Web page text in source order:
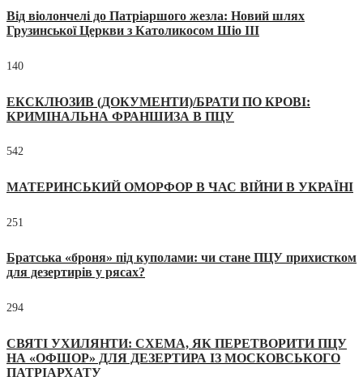
Від віолончелі до Патріаршого жезла: Новий шлях
Грузинської Церкви з Католикосом Шіо III
140
ЕКСКЛЮЗИВ (ДОКУМЕНТИ)/БРАТИ ПО КРОВІ:
КРИМІНАЛЬНА ФРАНШИЗА В ПЦУ
542
МАТЕРИНСЬКИЙ ОМОРФОР В ЧАС ВІЙНИ В УКРАЇНІ
251
Братська «броня» під куполами: чи стане ПЦУ прихистком
для дезертирів у рясах?
294
СВЯТІ УХИЛЯНТИ: СХЕМА, ЯК ПЕРЕТВОРИТИ ПЦУ
НА «ОФШОР» ДЛЯ ДЕЗЕРТИРА ІЗ МОСКОВСЬКОГО
ПАТРІАРХАТУ